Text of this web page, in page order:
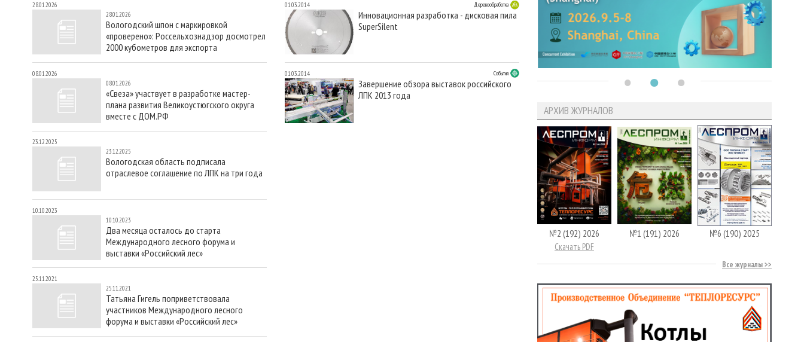
28.01.2026
28.01.2026
Вологодский шпон с маркировкой
«проверено»: Россельхознадзор досмотрел
2000 кубометров для экспорта
08.01.2026
08.01.2026
«Свеза» участвует в разработке мастер-
плана развития Великоустюгского округа
вместе с ДОМ.РФ
23.12.2025
23.12.2025
Вологодская область подписала
отраслевое соглашение по ЛПК на три года
10.10.2023
10.10.2023
Два месяца осталось до старта
Международного лесного форума и
выставки «Российский лес»
25.11.2021
25.11.2021
Татьяна Гигель поприветствовала
участников Международного лесного
форума и выставки «Российский лес»
01.03.2014 Деревообработка
Инновационная разработка - дисковая пила
SuperSilent
01.03.2014 События
Завершение обзора выставок российского
ЛПК 2013 года
АРХИВ ЖУРНАЛОВ
№2 (192) 2026
Скачать PDF
№1 (191) 2026 №6 (190) 2025
Все журналы